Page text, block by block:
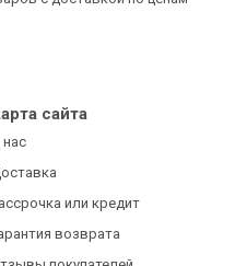
сайта
или кредит
возврата